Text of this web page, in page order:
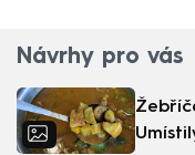
Návrhy pro vás